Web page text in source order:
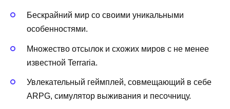
Бескрайний мир со своими уникальными
особенностями.
Множество отсылок и схожих миров с не менее
известной Terraria.
Увлекательный геймплей, совмещающий в себе
ARPG, симулятор выживания и песочницу.